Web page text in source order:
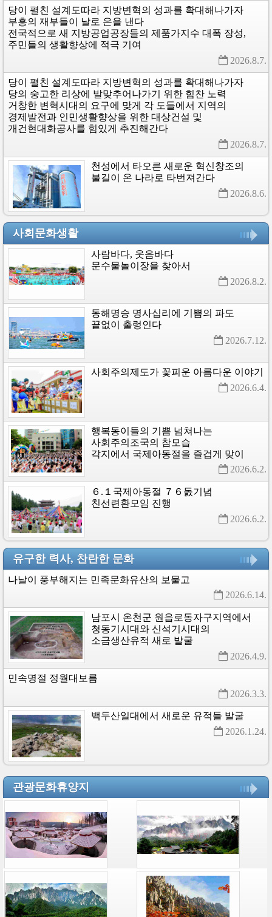
당이 펼친 설계도따라 지방변혁의 성과를 확대해나가자
부흥의 재부들이 날로 은을 낸다
전국적으로 새 지방공업공장들의 제품가지수 대폭 장성,
주민들의 생활향상에 적극 기여
2026.8.7.
당이 펼친 설계도따라 지방변혁의 성과를 확대해나가자
당의 숭고한 리상에 발맞추어나가기 위한 힘찬 노력
거창한 변혁시대의 요구에 맞게 각 도들에서 지역의
경제발전과 인민생활향상을 위한 대상건설 및
개건현대화공사를 힘있게 추진해간다
2026.8.7.
천성에서 타오른 새로운 혁신창조의
불길이
온 나라로 타번져간다
2026.8.6.
사회문화생활
사람바다, 웃음바다
문수물놀이장을 찾아서
2026.8.2.
동해명승 명사십리에 기쁨의 파도
끝없이
출렁인다
2026.7.12.
사회주의제도가 꽃피운 아름다운 이야기
2026.6.4.
행복동이들의 기쁨 넘쳐나는
사회주의조국의 참모습
각지에서 국제아동절을 즐겁게 맞이
2026.6.2.
６.１국제아동절 ７６돐기념
친선련환모임 진행
2026.6.2.
유구한 력사, 찬란한 문화
나날이 풍부해지는 민족문화유산의
보물고
2026.6.14.
남포시 온천군 원읍로동자구지역에서
청동기시대와 신석기시대의
소금생산유적 새로 발굴
2026.4.9.
민속명절 정월대보름
2026.3.3.
백두산일대에서 새로운 유적들 발굴
2026.1.24.
관광문화휴양지